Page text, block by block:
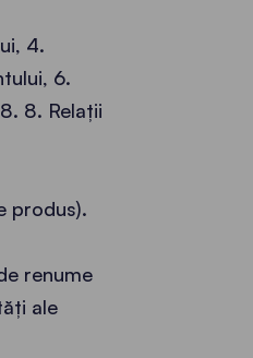
4.
6.
8. Relații
produs).
renume
ale